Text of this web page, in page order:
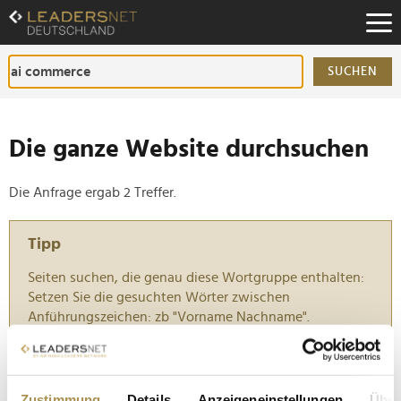
Zum
Inhalt
Zur
Fußzeilen-
Navigation
SUCHEN
Die ganze Website durchsuchen
Die Anfrage ergab 2 Treffer.
Tipp
Seiten suchen, die genau diese Wortgruppe enthalten:
Setzen Sie die gesuchten Wörter zwischen
Anführungszeichen: zb "Vorname Nachname".
Amazons KI-Assistent Rufus: Zwölf Milliarden Euro
Zusatzumsatz durch Conversational Commerce